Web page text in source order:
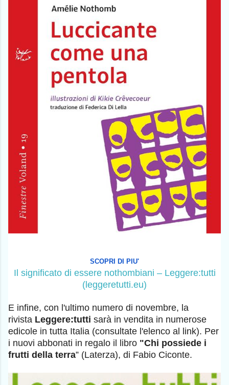
SCOPRI DI PIU'
Il significato di essere nothombiani – Leggere:tutti
(leggeretutti.eu)
E infine, con l'ultimo numero di novembre, la
rivista Leggere:tutti sarà in vendita in numerose
edicole in tutta Italia (consultate l'elenco al link). Per
i nuovi abbonati in regalo il libro "Chi possiede i
frutti della terra” (Laterza), di Fabio Ciconte.